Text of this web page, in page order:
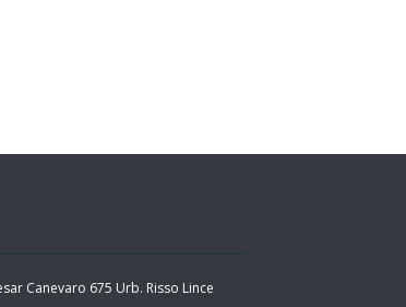
Canevaro 675 Urb. Risso Lince